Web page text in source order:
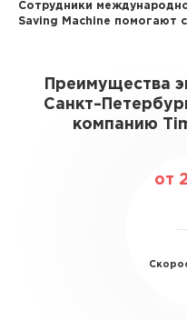
Сотрудники
Saving Machine помогают
Преимущества
компанию
от